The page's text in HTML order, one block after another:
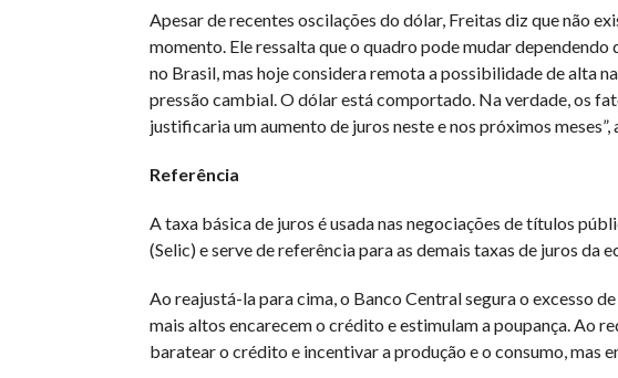
Apesar de recentes oscilações do dólar, Freitas diz que não
momento. Ele ressalta que o quadro pode mudar
no Brasil, mas hoje considera remota a possibilidade de alta
pressão cambial. O dólar está comportado. Na verdade, os
justificaria um aumento de juros neste e nos próximos meses”,
Referência
A taxa básica de juros é usada nas negociações de títulos
(Selic) e serve de referência para as demais taxas de juros da
Ao reajustá-la para cima, o Banco Central segura o excesso
mais altos encarecem o crédito e estimulam a poupança. Ao
baratear o crédito e incentivar a produção e o consumo, mas